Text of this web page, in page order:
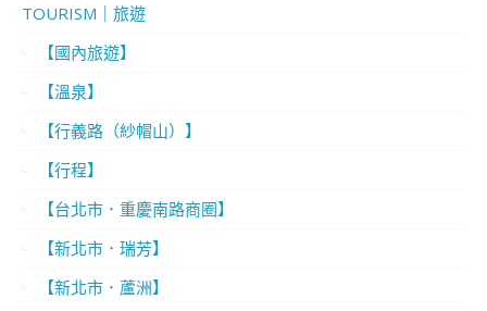
TOURISM｜旅遊
【國內旅遊】
【溫泉】
【行義路（紗帽山）】
【行程】
【台北市．重慶南路商圈】
【新北市．瑞芳】
【新北市．蘆洲】